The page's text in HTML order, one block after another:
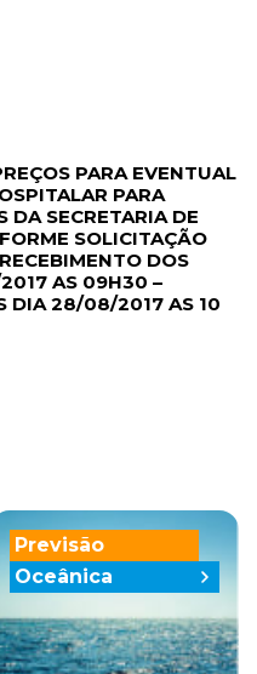
PARA EVENTUAL
PARA
DA SECRETARIA DE
SOLICITAÇÃO
DOS
AS 09H30 –
DIA 28/08/2017 AS 10
Previsão
Oceânica